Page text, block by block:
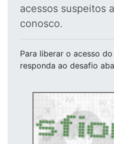
acessos suspeitos
conosco.
Para liberar o acesso do
responda ao desafio